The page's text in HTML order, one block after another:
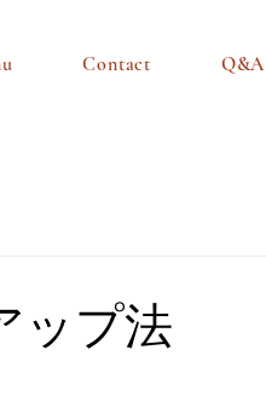
Contact Q&A
ップ法